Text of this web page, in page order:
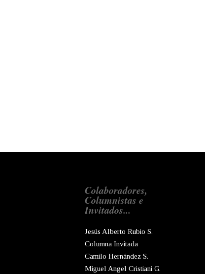
Colaboradores,
Columnistas e
Invitados...
Jesús Alberto Rubio S.
Columna Invitada
Camilo Hernández S.
Miguel Angel Cristiani G.